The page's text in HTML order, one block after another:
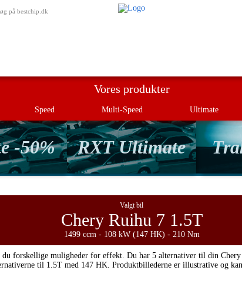
på bestchip.dk
Vores produkter
Speed Multi-Speed Ultimate
-50% RXT Ultimate
Valgt bil
Chery Ruihu 7 1.5T
1499 ccm - 108 kW (147 HK) - 210 Nm
forskellige muligheder for effekt. Du har 5 alternativer til din
til 1.5T med 147 HK. Produktbillederne er illustrative og